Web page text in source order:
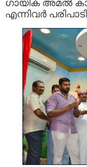
ഗായിക അമല്‍
എന്നിവര്‍